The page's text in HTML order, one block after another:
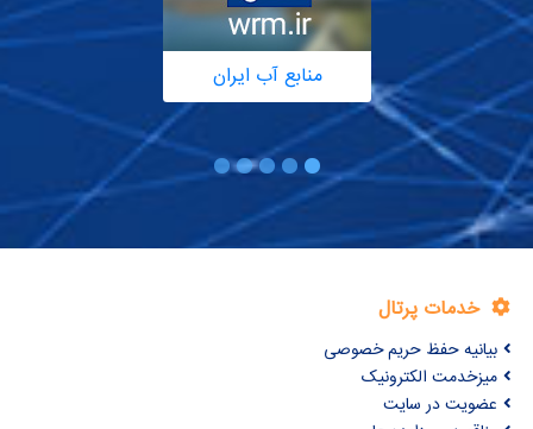
منابع آب ایران
خدمات پرتال
بیانیه حفظ حریم خصوصی
میزخدمت الکترونیک
عضویت در سایت